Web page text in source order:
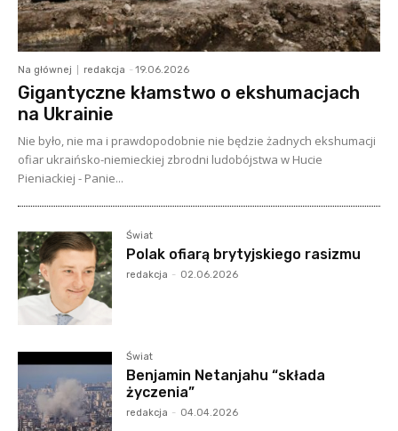
Na głównej redakcja - 19.06.2026
Gigantyczne kłamstwo o ekshumacjach
na Ukrainie
Nie było, nie ma i prawdopodobnie nie będzie żadnych ekshumacji
ofiar ukraińsko-niemieckiej zbrodni ludobójstwa w Hucie
Pieniackiej - Panie...
Świat
Polak ofiarą brytyjskiego rasizmu
redakcja - 02.06.2026
Świat
Benjamin Netanjahu “składa
życzenia”
redakcja - 04.04.2026